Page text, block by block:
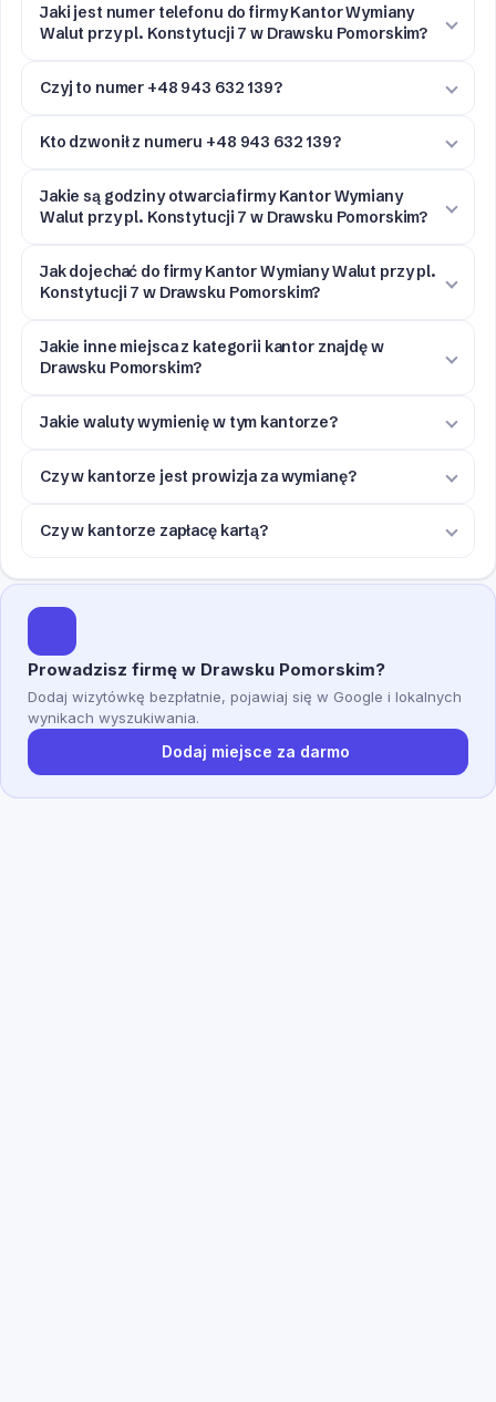
Jaki jest numer telefonu do firmy Kantor Wymiany
Walut przy pl. Konstytucji 7 w Drawsku Pomorskim?
Czyj to numer +48 943 632 139?
Kto dzwonił z numeru +48 943 632 139?
Jakie są godziny otwarcia firmy Kantor Wymiany
Walut przy pl. Konstytucji 7 w Drawsku Pomorskim?
Jak dojechać do firmy Kantor Wymiany Walut przy pl.
Konstytucji 7 w Drawsku Pomorskim?
Jakie inne miejsca z kategorii kantor znajdę w
Drawsku Pomorskim?
Jakie waluty wymienię w tym kantorze?
Czy w kantorze jest prowizja za wymianę?
Czy w kantorze zapłacę kartą?
Prowadzisz firmę w Drawsku Pomorskim?
Dodaj wizytówkę bezpłatnie, pojawiaj się w Google i lokalnych
wynikach wyszukiwania.
Dodaj miejsce za darmo